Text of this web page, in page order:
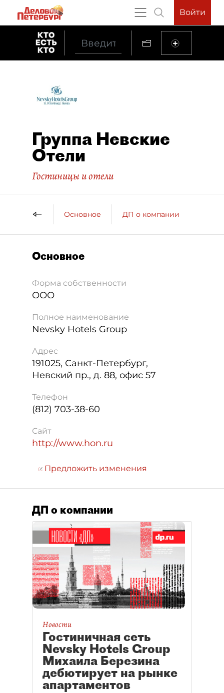
Войти
Группа Невские
Отели
Гостиницы и отели
Основное ДП о компании
Основное
Форма собственности
ООО
Полное наименование
Nevsky Hotels Group
Адрес
191025, Санкт-Петербург,
Невский пр., д. 88, офис 57
Телефон
(812) 703-38-60
Сайт
http://www.hon.ru
Предложить изменения
ДП о компании
Новости
Гостиничная сеть
Nevsky Hotels Group
Михаила Березина
дебютирует на рынке
апартаментов